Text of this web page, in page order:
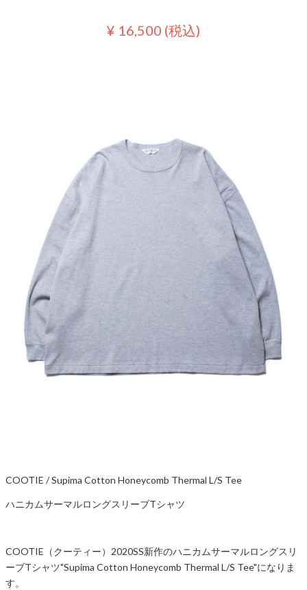
¥ 16,500 (税込)
COOTIE / Supima Cotton Honeycomb Thermal L/S Tee
ハニカムサーマルロングスリーブTシャツ
COOTIE（クーティー）2020SS新作のハニカムサーマルロングスリ
ーブTシャツ"Supima Cotton Honeycomb Thermal L/S Tee"になりま
す。